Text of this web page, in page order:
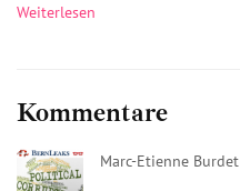
Weiterlesen
Kommentare
Marc-Etienne Burdet